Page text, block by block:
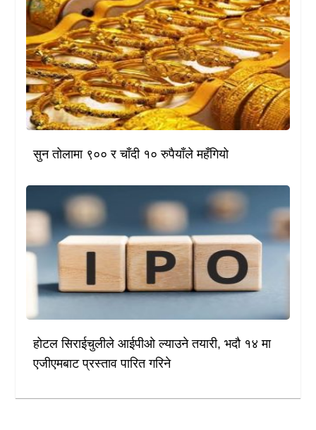
सुन तोलामा ९०० र चाँदी १० रुपैयाँले महँगियो
होटल सिराईचुलीले आईपीओ ल्याउने तयारी, भदौ १४ मा
एजीएमबाट प्रस्ताव पारित गरिने